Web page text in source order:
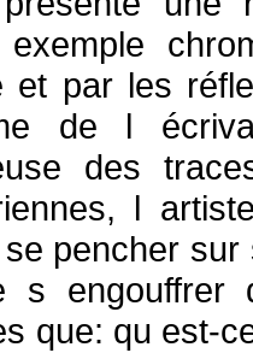
et par les
de l
des
l
pencher sur
s engouffrer
que: qu est-